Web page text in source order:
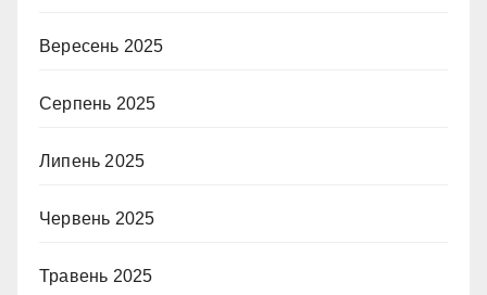
Вересень 2025
Серпень 2025
Липень 2025
Червень 2025
Травень 2025